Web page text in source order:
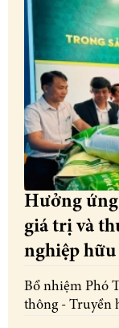
Hưởng
giá trị và
nghiệp hữu
Bổ nhiệm Phó
thông - Truyền